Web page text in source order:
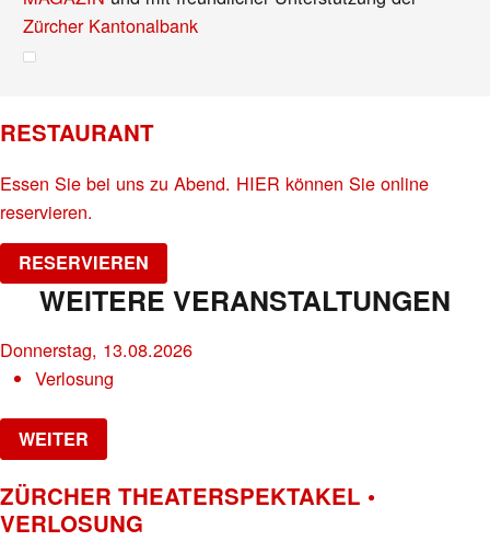
Zürcher Kantonalbank
RESTAURANT
Essen Sie bei uns zu Abend. HIER können Sie online
reservieren.
RESERVIEREN
WEITERE VERANSTALTUNGEN
Donnerstag, 13.08.2026
Verlosung
WEITER
ZÜRCHER THEATERSPEKTAKEL •
VERLOSUNG